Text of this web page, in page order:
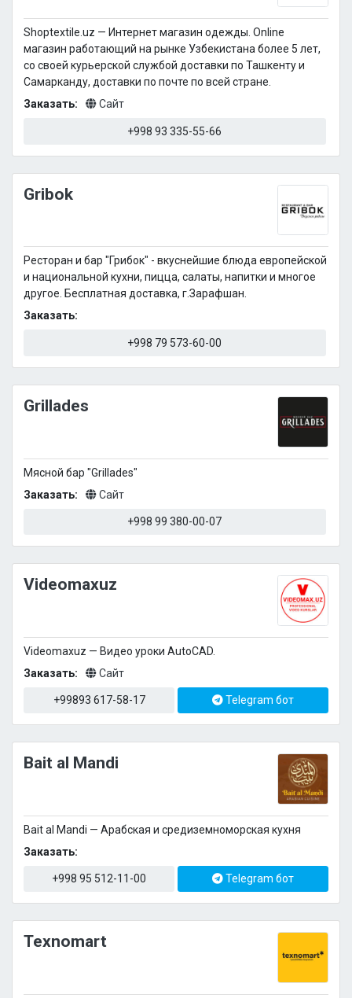
Shoptextile.uz — Интернет магазин одежды. Online
магазин работающий на рынке Узбекистана более 5 лет,
со своей курьерской службой доставки по Ташкенту и
Самарканду, доставки по почте по всей стране.
Заказать:
Сайт
+998 93 335-55-66
Gribok
Ресторан и бар "Грибок" - вкуснейшие блюда европейской
и национальной кухни, пицца, салаты, напитки и многое
другое. Бесплатная доставка, г.Зарафшан.
Заказать:
+998 79 573-60-00
Grillades
Мясной бар "Grillades"
Заказать:
Сайт
+998 99 380-00-07
Videomaxuz
Videomaxuz — Видео уроки AutoCAD.
Заказать:
Сайт
+99893 617-58-17 Telegram бот
Bait al Mandi
Bait al Mandi — Арабская и средиземноморская кухня
Заказать:
+998 95 512-11-00 Telegram бот
Texnomart